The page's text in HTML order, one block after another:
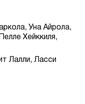
Уна Айрола,
Хейккиля,
Лалли, Ласси